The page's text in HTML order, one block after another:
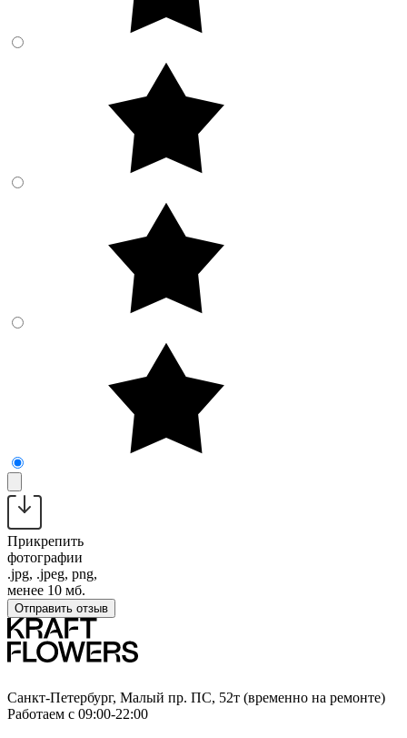
Прикрепить
фотографии
.jpg, .jpeg, png,
менее 10 мб.
Отправить отзыв
Санкт-Петербург, Малый пр. ПС, 52т (временно на ремонте)
Работаем с 09:00-22:00